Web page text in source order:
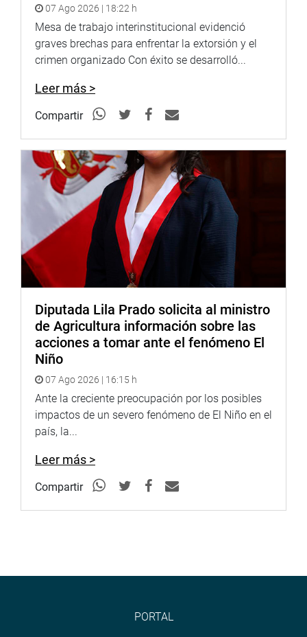
07 Ago 2026 | 18:22 h
Mesa de trabajo interinstitucional evidenció
graves brechas para enfrentar la extorsión y el
crimen organizado Con éxito se desarrolló...
Leer más >
Compartir
Diputada Lila Prado solicita al ministro
de Agricultura información sobre las
acciones a tomar ante el fenómeno El
Niño
07 Ago 2026 | 16:15 h
Ante la creciente preocupación por los posibles
impactos de un severo fenómeno de El Niño en el
país, la...
Leer más >
Compartir
PORTAL